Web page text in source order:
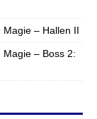
– Hallen II
– Boss 2: